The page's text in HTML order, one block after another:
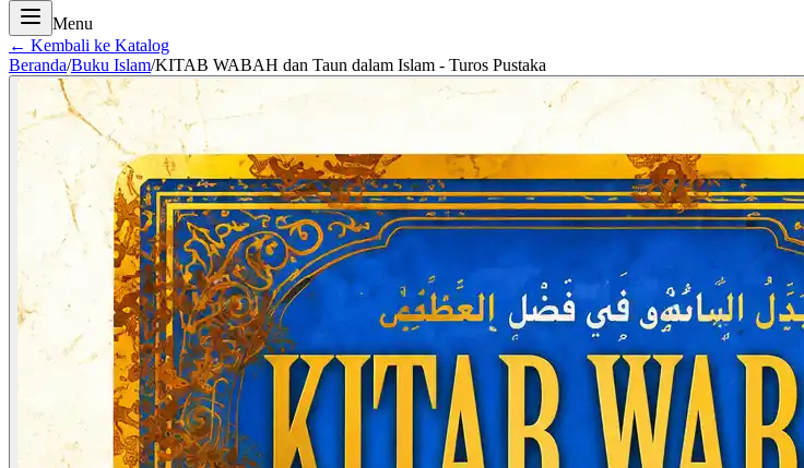
Menu
← Kembali ke Katalog
Beranda/Buku Islam/KITAB WABAH dan Taun dalam Islam - Turos Pustaka